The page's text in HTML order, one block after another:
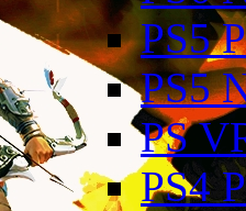
PS5
PS5
PS
PS4